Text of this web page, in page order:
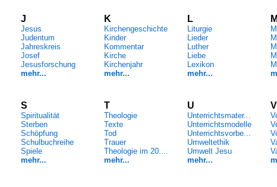
J
Jesus
Judentum
Jahreskreis
Josef
Jesusforschung
mehr...
K
Kirchengeschichte
Kinder
Kommentar
Kirche
Kirchenjahr
mehr...
L
Liturgie
Lieder
Luther
Liebe
Lexikon
mehr...
M
S
Spiritualität
Sterben
Schöpfung
Schulbuchreihe
Spiele
mehr...
T
Theologie
Texte
Tod
Trauer
Theologie im 20....
mehr...
U
Unterrichtsmater...
Unterrichtsmodelle
Unterrichtsvorbe...
Umweltethik
Umwelt Jesu
mehr...
V